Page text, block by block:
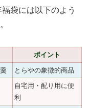
袋には以下のよう
ポイント
とらやの象徴的商品
自宅用・配り用に便
利